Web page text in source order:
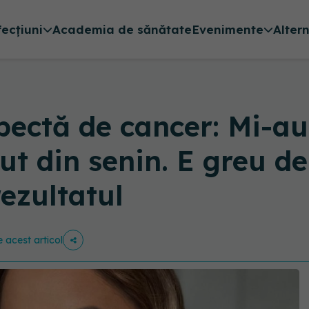
Academia de sănătateEvenimente
de cancer: Mi-
din senin. E greu
acest articol